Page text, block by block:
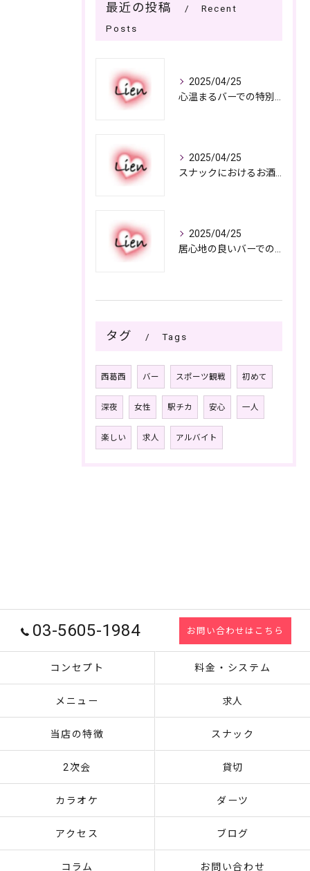
最近の投稿
Recent
Posts
2025/04/25
2025/04/25
2025/04/25
タグ Tags
西葛西 バー スポーツ観戦 初めて
深夜 女性 駅チカ 安心 一人
楽しい 求人 アルバイト
03-5605-1984 お問い合わせはこちら
コンセプト 料金・システム
メニュー 求人
当店の特徴 スナック
2次会 貸切
カラオケ ダーツ
アクセス ブログ
コラム お問い合わせ